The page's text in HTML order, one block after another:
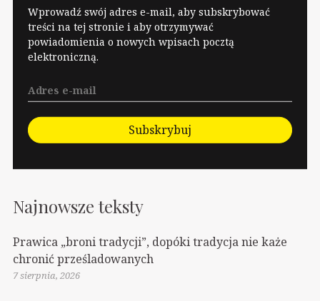
szczegóły. W każdym
razie Akcja
Lokatorska
otrzymała…
Wprowadź swój adres e-mail, aby subskrybować
treści na tej stronie i aby otrzymywać
powiadomienia o nowych wpisach pocztą
elektroniczną.
Subskrybuj
Najnowsze teksty
Prawica „broni tradycji”, dopóki tradycja nie każe
chronić prześladowanych
7 sierpnia, 2026